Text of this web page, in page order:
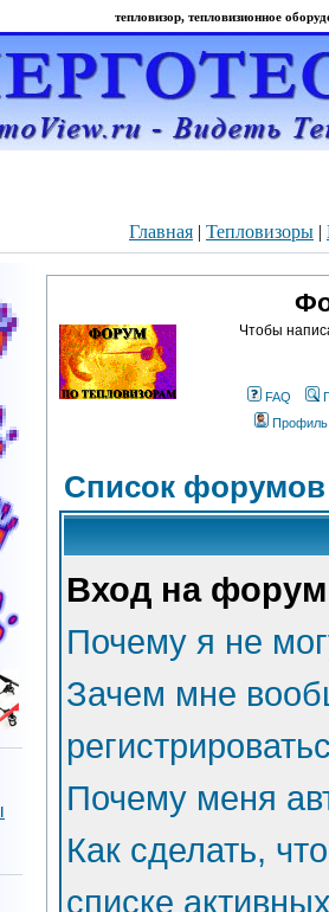
тепловизор, тепловизионное
Главная | Тепловизоры |
Чтобы
FAQ
Профиль
Список
Вход на форум
Почему я не
Зачем мне
Почему меня
Как сделать,
списке